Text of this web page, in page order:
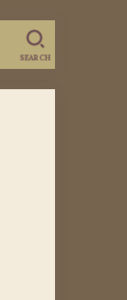
SEARCH